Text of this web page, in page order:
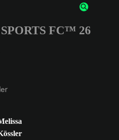
3 characters or numbers
FC™ 26